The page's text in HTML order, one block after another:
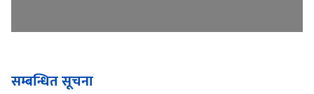
सम्बन्धित सूचना